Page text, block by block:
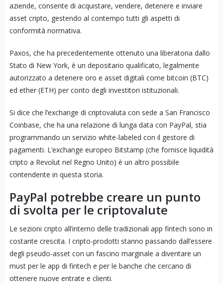
aziende, consente di acquistare, vendere, detenere e inviare
asset cripto, gestendo al contempo tutti gli aspetti di
conformità normativa.
Paxos, che ha precedentemente ottenuto una liberatoria dallo
Stato di New York, è un depositario qualificato, legalmente
autorizzato a detenere oro e asset digitali come bitcoin (BTC)
ed ether (ETH) per conto degli investitori istituzionali.
Si dice che l’exchange di criptovaluta con sede a San Francisco
Coinbase, che ha una relazione di lunga data con PayPal, stia
programmando un servizio white-labeled con il gestore di
pagamenti. L’exchange europeo Bitstamp (che fornisce liquidità
cripto a Revolut nel Regno Unito) è un altro possibile
contendente in questa storia.
PayPal potrebbe creare un punto
di svolta per le criptovalute
Le sezioni cripto all’interno delle tradizionali app fintech sono in
costante crescita. I cripto-prodotti stanno passando dall’essere
degli pseudo-asset con un fascino marginale a diventare un
must per le app di fintech e per le banche che cercano di
ottenere nuove entrate e clienti.